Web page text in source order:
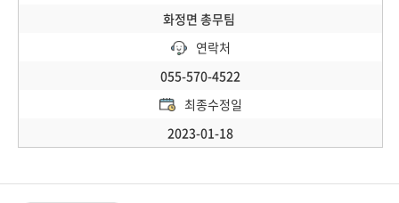
화정면 총무팀
연락처
055-570-4522
최종수정일
2023-01-18